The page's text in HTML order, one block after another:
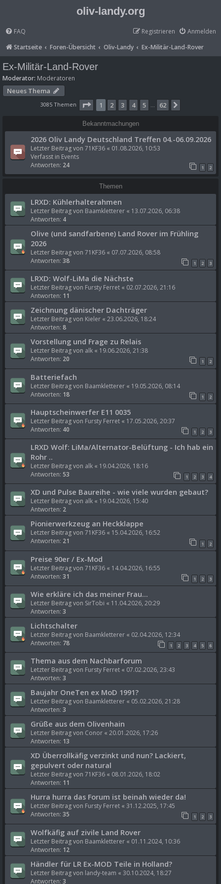
oliv-landy.org
FAQ Anmelden
Registrieren
Startseite
Foren-Übersicht Oliv-Landy Ex-Militär-Land-Rover
Ex-Militär-Land-Rover
Moderator: Moderatoren
Neues Thema
3085 Themen Seite 1von 62
1 2 3 4 5 … 62
Bekanntmachungen
2026 Oliv Landy Deutschland Treffen 04.-06.09.2026
Letzter Beitrag von 71KF36 « 01.08.2026, 10:53
Verfasst in Events
Antworten: 24 1 2
Themen
LRXD: Kühlerhalterahmen
Letzter Beitrag von Baamkletterer « 13.07.2026, 06:38
Antworten: 4
Olive (und sandfarbene) Land Rover im Frühling
2026
Letzter Beitrag von 71KF36 « 07.07.2026, 08:58
Antworten: 38 1 2 3
LRXD: Wolf-LiMa die Nächste
Letzter Beitrag von Fursty Ferret « 02.07.2026, 21:16
Antworten: 11
Zeichnung dänischer Dachträger
Letzter Beitrag von Kieler « 23.06.2026, 18:24
Antworten: 8
Vorstellung und Frage zu Relais
Letzter Beitrag von alk « 19.06.2026, 21:38
Antworten: 20 1 2
Batteriefach
Letzter Beitrag von Baamkletterer « 19.05.2026, 08:14
Antworten: 18 1 2
Hauptscheinwerfer E11 0035
Letzter Beitrag von Fursty Ferret « 17.05.2026, 20:37
Antworten: 40 1 2 3
LRXD Wolf: LiMa/Alternator-Belüftung - Ich hab ein
Rohr ..
Letzter Beitrag von alk « 19.04.2026, 18:16
Antworten: 53 1 2 3 4
XD und Pulse Baureihe - wie viele wurden gebaut?
Letzter Beitrag von alk « 19.04.2026, 15:40
Antworten: 2
Pionierwerkzeug an Heckklappe
Letzter Beitrag von 71KF36 « 15.04.2026, 16:52
Antworten: 21 1 2
Preise 90er / Ex-Mod
Letzter Beitrag von 71KF36 « 14.04.2026, 16:55
Antworten: 31 1 2 3
Wie erkläre ich das meiner Frau...
Letzter Beitrag von SirTobi « 11.04.2026, 20:29
Antworten: 3
Lichtschalter
Letzter Beitrag von Baamkletterer « 02.04.2026, 12:34
Antworten: 78 1 2 3 4 5 6
Thema aus dem Nachbarforum
Letzter Beitrag von Fursty Ferret « 07.02.2026, 23:43
Antworten: 3
Baujahr OneTen ex MoD 1991?
Letzter Beitrag von Baamkletterer « 05.02.2026, 21:28
Antworten: 3
Grüße aus dem Olivenhain
Letzter Beitrag von Conor « 20.01.2026, 17:26
Antworten: 13
XD Überrollkäfig verzinkt und nun? Lackiert,
gepulvert oder natural
Letzter Beitrag von 71KF36 « 08.01.2026, 18:02
Antworten: 11
Hurra hurra das Forum ist beinah wieder da!
Letzter Beitrag von Fursty Ferret « 31.12.2025, 17:45
Antworten: 35 1 2 3
Wolfkäfig auf zivile Land Rover
Letzter Beitrag von Baamkletterer « 01.11.2024, 10:36
Antworten: 12
Händler für LR Ex-MOD Teile in Holland?
Letzter Beitrag von landy-team « 30.10.2024, 18:27
Antworten: 3